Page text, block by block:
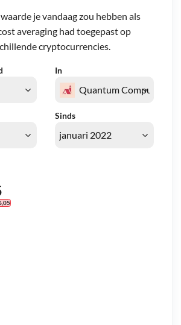
je vandaag zou hebben als
averaging had toegepast op
cryptocurrencies.
In
Sinds